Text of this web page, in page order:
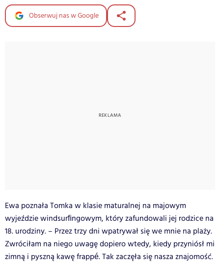
Obserwuj nas w Google
Ewa poznała Tomka w klasie maturalnej na majowym
wyjeździe windsurﬁngowym, który zafundowali jej rodzice na
18. urodziny. – Przez trzy dni wpatrywał się we mnie na plaży.
Zwróciłam na niego uwagę dopiero wtedy, kiedy przyniósł mi
zimną i pyszną kawę frappé. Tak zaczęła się nasza znajomość.